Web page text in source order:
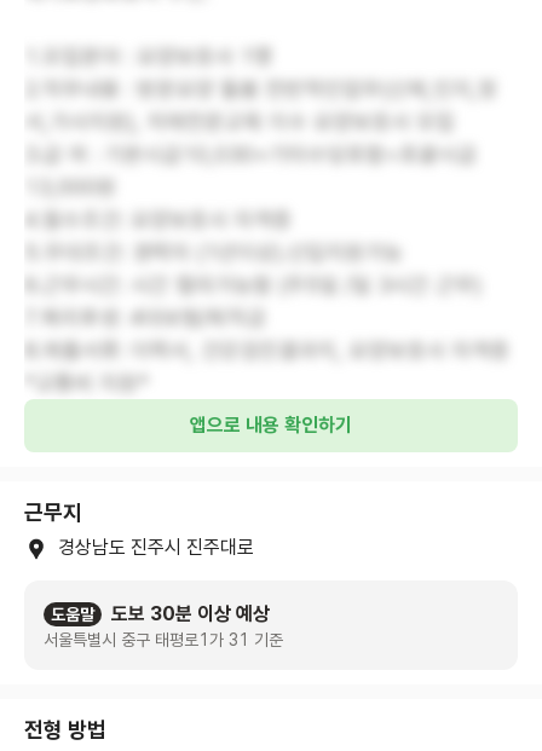
앱으로 내용 확인하기
근무지
경상남도 진주시 진주대로
도움말 도보 30분 이상 예상
서울특별시 중구 태평로1가 31 기준
전형 방법